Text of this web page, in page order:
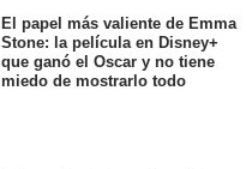
El papel más valiente de Emma
Stone: la película en Disney+
que ganó el Oscar y no tiene
miedo de mostrarlo todo